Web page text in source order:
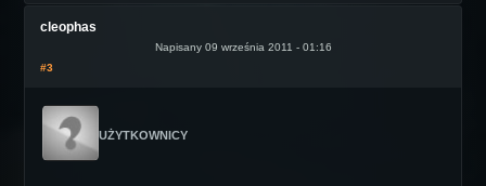
cleophas
Napisany 09 września 2011 - 01:16
#3
UŻYTKOWNICY